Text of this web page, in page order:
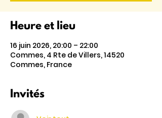
Heure et lieu
16 juin 2026, 20:00 – 22:00
Commes, 4 Rte de Villers, 14520
Commes, France
Invités